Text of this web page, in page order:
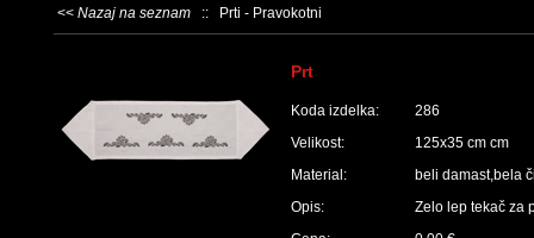
<< Nazaj na seznam :: Prti - Pravokotni
Prt
Koda izdelka:
286
Velikost:
125x35 cm cm
Material:
beli damast,bela
Opis:
Zelo lep tekač za